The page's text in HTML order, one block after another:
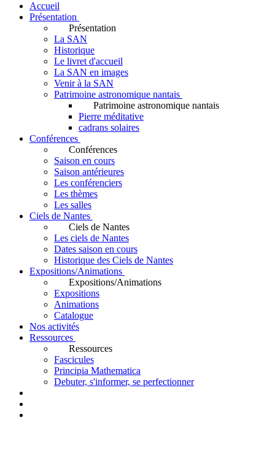
Accueil
Présentation
Présentation
La SAN
Historique
Le livret d'accueil
La SAN en images
Venir à la SAN
Patrimoine astronomique nantais
Patrimoine astronomique nantais
Pierre méditative
cadrans solaires
Conférences
Conférences
Saison en cours
Saison antérieures
Les conférenciers
Les thèmes
Les salles
Ciels de Nantes
Ciels de Nantes
Les ciels de Nantes
Dates saison en cours
Historique des Ciels de Nantes
Expositions/Animations
Expositions/Animations
Expositions
Animations
Catalogue
Nos activités
Ressources
Ressources
Fascicules
Principia Mathematica
Debuter, s'informer, se perfectionner